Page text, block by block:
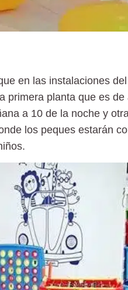
en las instalaciones
primera planta que es
a 10 de la noche y
los peques estarán